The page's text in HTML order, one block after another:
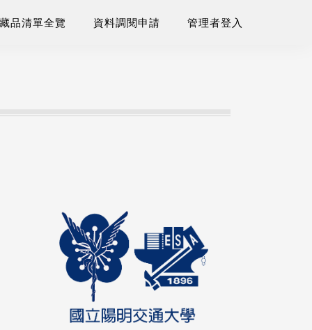
品清單全覽 資料調閱申請 管理者登入